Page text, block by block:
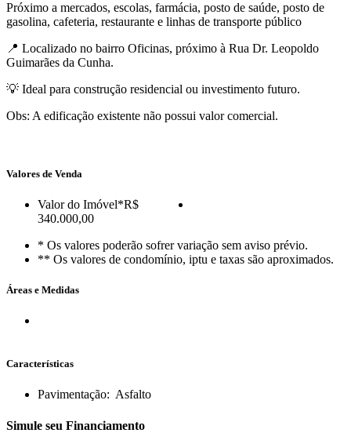
Próximo a mercados, escolas, farmácia, posto de saúde, posto de
gasolina, cafeteria, restaurante e linhas de transporte público
📍 Localizado no bairro Oficinas, próximo à Rua Dr. Leopoldo
Guimarães da Cunha.
💡 Ideal para construção residencial ou investimento futuro.
Obs: A edificação existente não possui valor comercial.
Valores de Venda
Valor do Imóvel*R$
340.000,00
* Os valores poderão sofrer variação sem aviso prévio.
** Os valores de condomínio, iptu e taxas são aproximados.
Áreas e Medidas
Características
Pavimentação: Asfalto
Simule seu Financiamento